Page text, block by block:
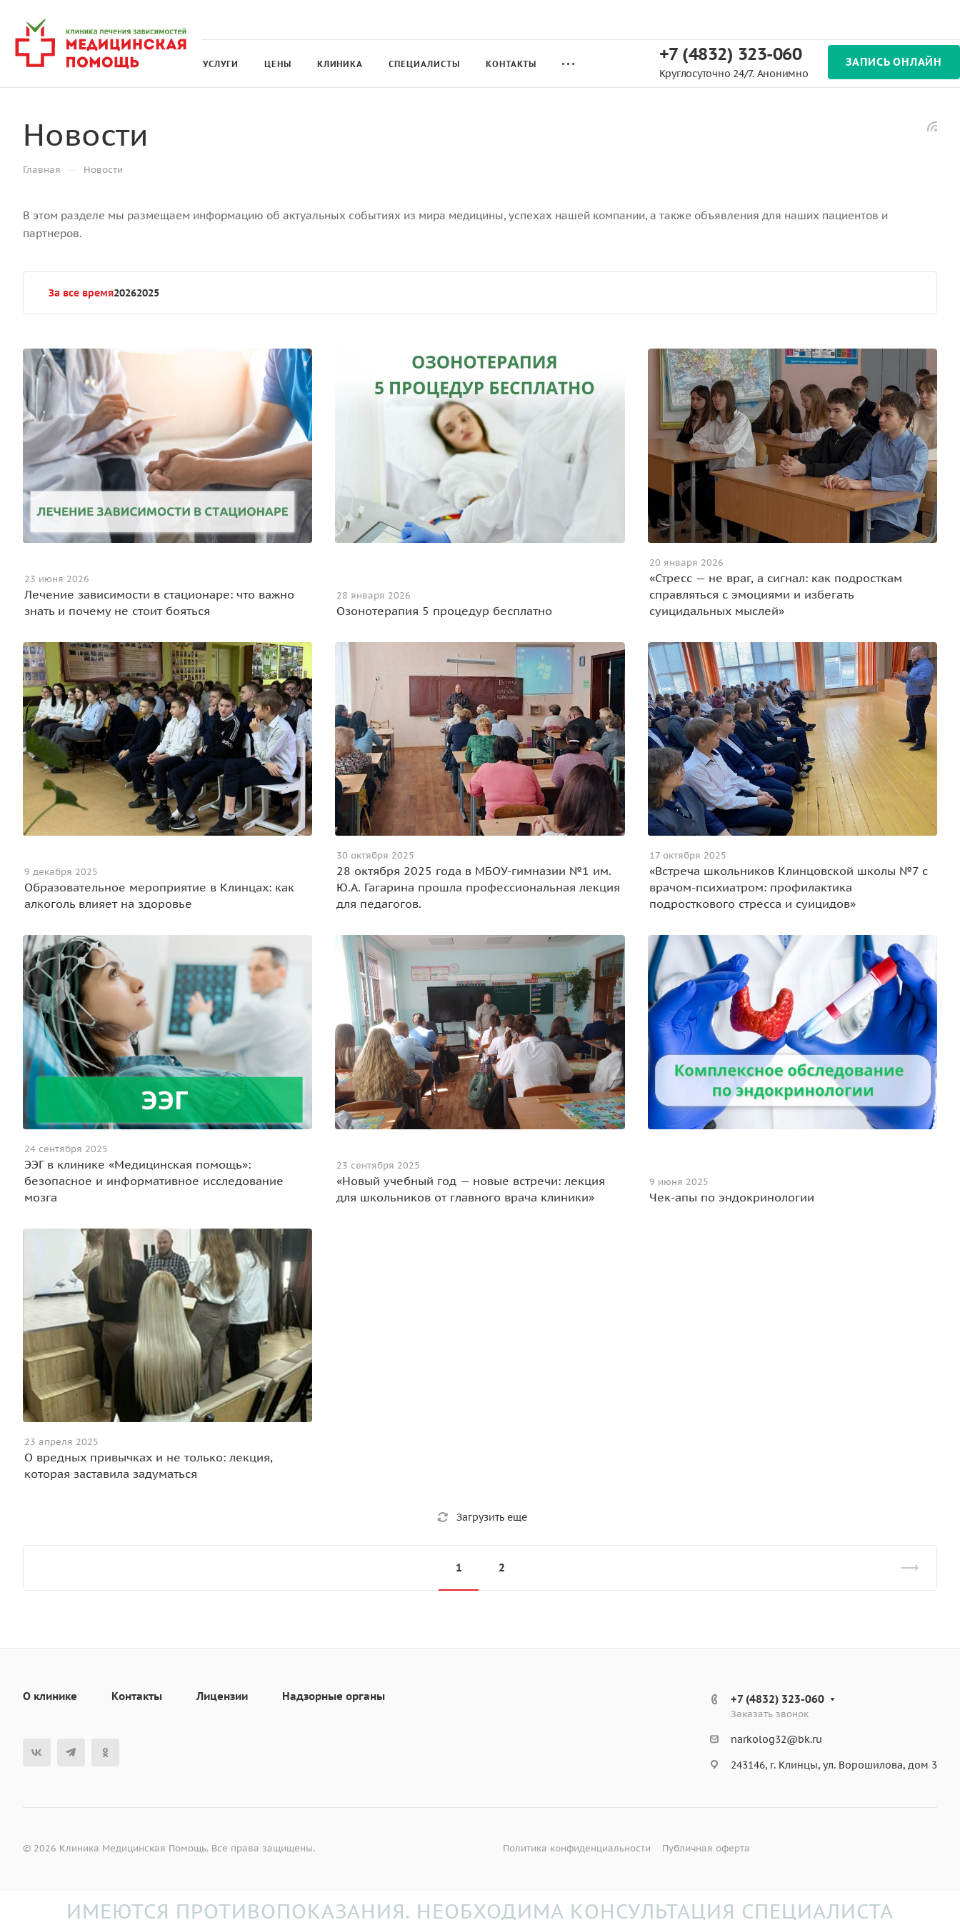
УСЛУГИ ЦЕНЫ КЛИНИКА СПЕЦИАЛИСТЫ КОНТАКТЫ +7 (4832) 323-060
Круглосуточно 24/7. Анонимно
ЗАПИСЬ ОНЛАЙН
Новости
Главная — Новости
В этом разделе мы размещаем информацию об актуальных событиях из мира медицины, успехах нашей компании, а также объявления для наших пациентов и
партнеров.
За все время20262025
Лечение зависимости в стационаре: что важно
знать и почему не стоит бояться
23 июня 2026
Озонотерапия 5 процедур бесплатно
28 января 2026
«Стресс — не враг, а сигнал: как подросткам
справляться с эмоциями и избегать
суицидальных мыслей»
20 января 2026
Образовательное мероприятие в Клинцах: как
алкоголь влияет на здоровье
9 декабря 2025
28 октября 2025 года в МБОУ-гимназии №1 им.
Ю.А. Гагарина прошла профессиональная лекция
для педагогов.
30 октября 2025
«Встреча школьников Клинцовской школы №7 с
врачом-психиатром: профилактика
подросткового стресса и суицидов»
17 октября 2025
ЭЭГ в клинике «Медицинская помощь»:
безопасное и информативное исследование
мозга
24 сентября 2025
«Новый учебный год — новые встречи: лекция
для школьников от главного врача клиники»
23 сентября 2025
Чек-апы по эндокринологии
9 июня 2025
О вредных привычках и не только: лекция,
которая заставила задуматься
23 апреля 2025
Загрузить еще
1 2
О клинике Контакты Лицензии Надзорные органы +7 (4832) 323-060
Заказать звонок
narkolog32@bk.ru
243146, г. Клинцы, ул. Ворошилова, дом 3
© 2026 Клиника Медицинская Помощь. Все права защищены. Политика конфиденциальности Публичная оферта
ИМЕЮТСЯ ПРОТИВОПОКАЗАНИЯ. НЕОБХОДИМА КОНСУЛЬТАЦИЯ СПЕЦИАЛИСТА